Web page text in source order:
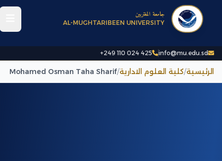
info@mu.edu.sd
+249 110 024 425
جامعة المغتربين
AL-MUGHTARIBEEN UNIVERSITY
الرئيسية/كلية العلوم الادارية/
Mohamed Osman Taha Sharif